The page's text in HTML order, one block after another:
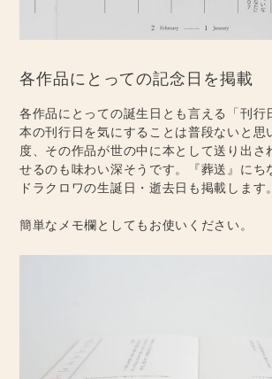
各作品にとっての記念日を掲載
各作品にとっての誕生日とも言える「刊行
本の刊行日を気にすることは普段ないと思
度、その作品が世の中に本として送り出さ
せるのも味わい深そうです。『葬送』にち
ドラクロワの生誕日・逝去日も掲載します。
簡単なメモ欄としてもお使いください。